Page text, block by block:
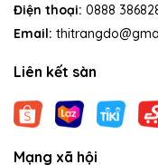
Điện thoại: 0888
Email:
Liên kết sàn
Mạng xã hội